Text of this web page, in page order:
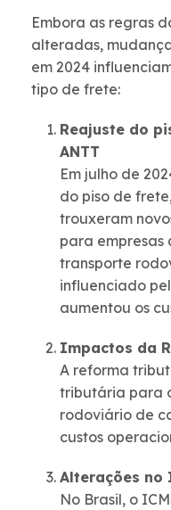
Embora as regras
alteradas,
em 2024
tipo de frete:
Reajuste do
ANTT
Em julho de
do piso de
trouxeram
para empresas
transporte
influenciado
aumentou os
Impactos da
A reforma
tributária para
rodoviário de
custos
Alterações no
No Brasil, o